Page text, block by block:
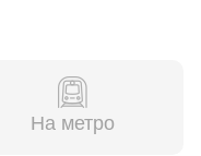
На метро